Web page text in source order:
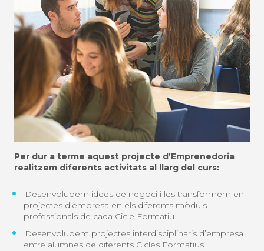
Per dur a terme aquest projecte d’Emprenedoria
realitzem diferents activitats al llarg del curs:
Desenvolupem idees de negoci i les transformem en
projectes d’empresa en els diferents mòduls
professionals de cada Cicle Formatiu.
Desenvolupem projectes interdisciplinaris d’empresa
entre alumnes de diferents Cicles Formatius.